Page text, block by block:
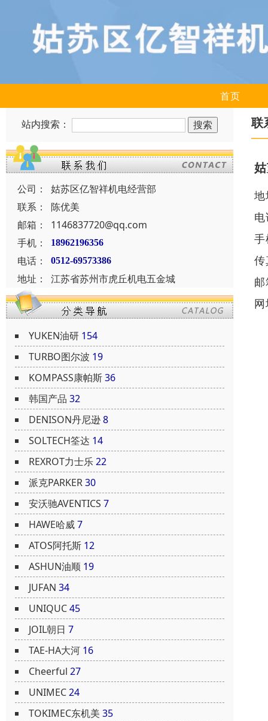
首页
站内搜索：
公司：
姑苏区亿智祥机电经营部
联系：
陈优美
邮箱：
1146837720@qq.com
手机：
18962196356
电话： 0512-69573386
地址： 江苏省苏州市虎丘机电五金城
YUKEN油研 154
TURBO图尔波 19
KOMPASS康帕斯36
韩国产品 32
DENISON丹尼逊8
SOLTECH筌达 14
REXROT力士乐22
派克PARKER30
安沃驰AVENTICS 7
HAWE哈威7
ATOS阿托斯 12
ASHUN油顺 19
JUFAN 34
UNIQUC45
JOIL朝日 7
TAE-HA大河 16
Cheerful 27
UNIMEC24
TOKIMEC东机美 35
联